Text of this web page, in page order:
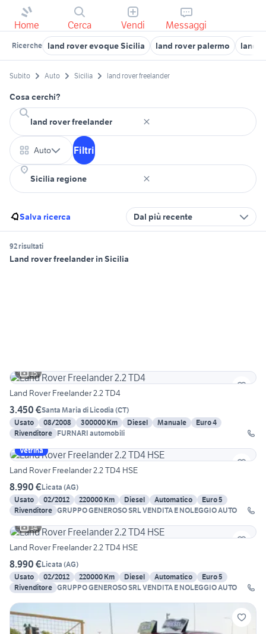
Home Cerca Vendi Messaggi
Ricerche land rover evoque Sicilia land rover palermo land
Subito Auto Sicilia land rover freelander
Cosa cerchi?
Auto Filtri
Salva ricerca Dal più recente
92 risultati
Land rover freelander in Sicilia
15
Land Rover Freelander 2.2 TD4
3.450 €Santa Maria di Licodia (CT)
Usato
08/2008 300000 Km Diesel Manuale
Euro 4
Rivenditore FURNARI automobili
Vetrina
Land Rover Freelander 2.2 TD4 HSE
8.990 €Licata (AG)
Usato
02/2012 220000 Km Diesel Automatico
Euro 5
Rivenditore GRUPPO GENEROSO SRL VENDITA E NOLEGGIO AUTO
14
Land Rover Freelander 2.2 TD4 HSE
8.990 €Licata (AG)
Usato
02/2012 220000 Km Diesel Automatico
Euro 5
Rivenditore GRUPPO GENEROSO SRL VENDITA E NOLEGGIO AUTO